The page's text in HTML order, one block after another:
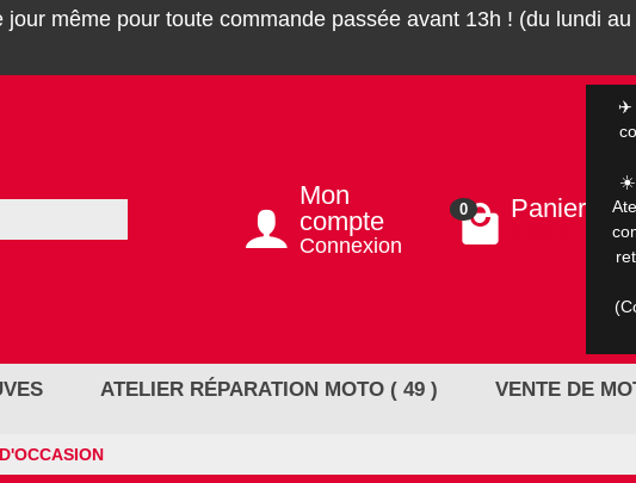
jour même pour toute commande passée avant 13h ! (du lundi
Mon
compte
Connexion
0 Panier
✈️
☀️
ATELIER RÉPARATION MOTO ( 49 ) VENTE DE